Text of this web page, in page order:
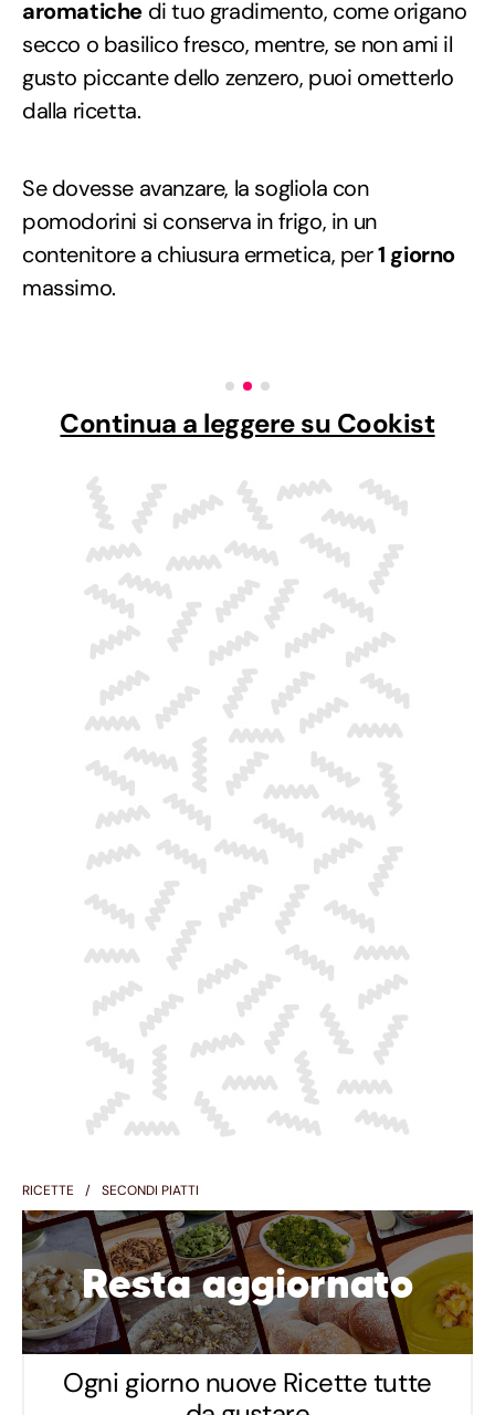
aromatiche di tuo gradimento, come origano
secco o basilico fresco, mentre, se non ami il
gusto piccante dello zenzero, puoi ometterlo
dalla ricetta.
Se dovesse avanzare, la sogliola con
pomodorini si conserva in frigo, in un
contenitore a chiusura ermetica, per1 giorno
massimo.
Continua a leggere su Cookist
RICETTE SECONDI PIATTI
Resta aggiornato
Ogni giorno nuove Ricette tutte